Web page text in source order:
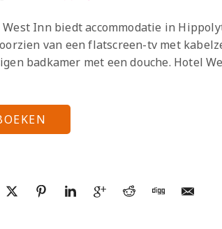
Inn biedt accommodatie in
van een flatscreen-tv met
badkamer met een douche. Hotel